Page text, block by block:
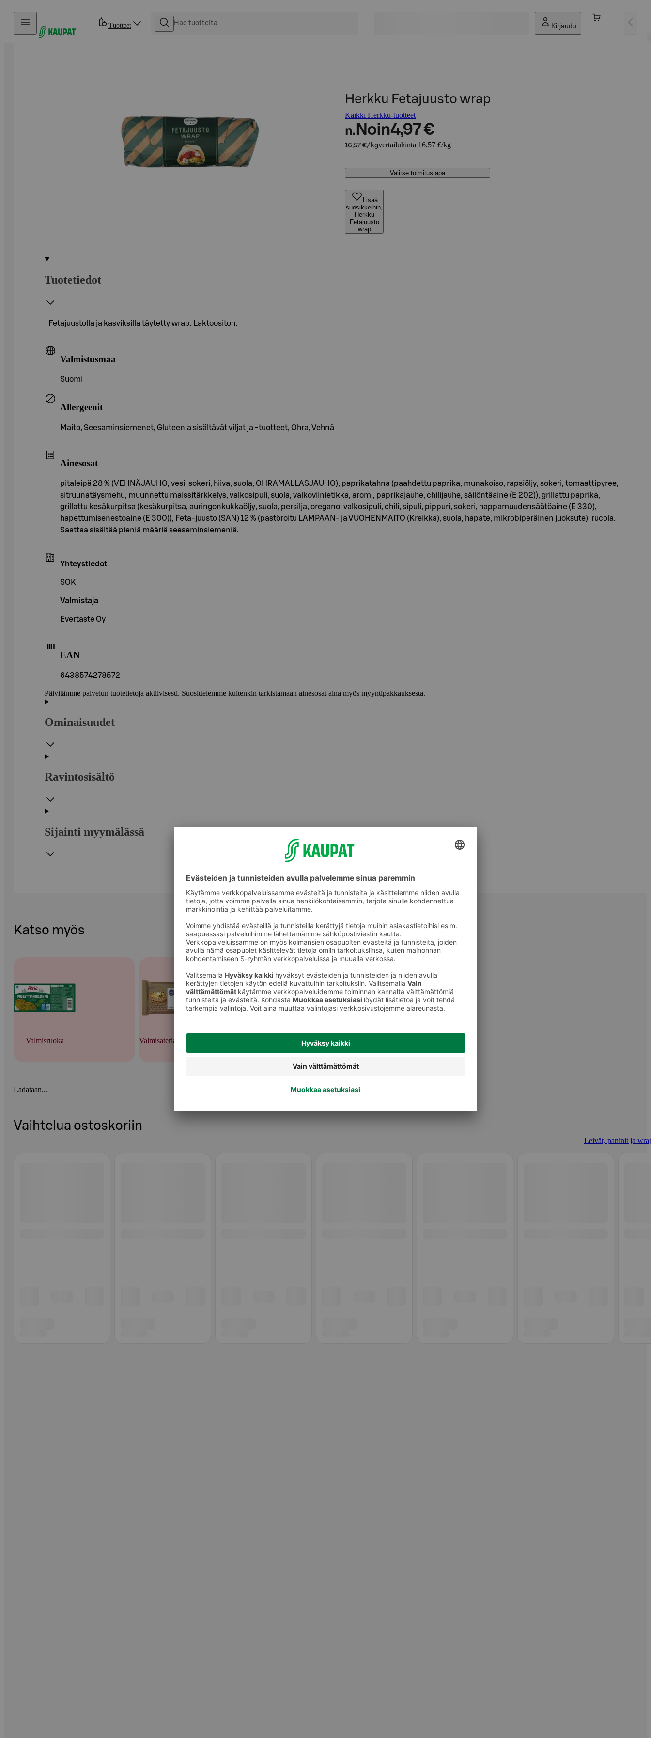
Hyppää sisältöön
Tuotteet Kirjaudu
Herkku Fetajuusto wrap
Kaikki Herkku-tuotteet
n. Noin4,97 €
16,57 €/kgvertailuhinta 16,57 €/kg
Valitse toimitustapa
Lisää
suosikkeihin,
Herkku
Fetajuusto
wrap
Tuotetiedot
Fetajuustolla ja kasviksilla täytetty wrap. Laktoositon.
Valmistusmaa
Suomi
Allergeenit
Maito, Seesaminsiemenet, Gluteenia sisältävät viljat ja -tuotteet, Ohra, Vehnä
Ainesosat
pitaleipä 28 % (VEHNÄJAUHO, vesi, sokeri, hiiva, suola, OHRAMALLASJAUHO), paprikatahna (paahdettu paprika, munakoiso, rapsiöljy, sokeri, tomaattipyree,
sitruunatäysmehu, muunnettu maissitärkkelys, valkosipuli, suola, valkoviinietikka, aromi, paprikajauhe, chilijauhe, säilöntäaine (E 202)), grillattu paprika,
grillattu kesäkurpitsa (kesäkurpitsa, auringonkukkaöljy, suola, persilja, oregano, valkosipuli, chili, sipuli, pippuri, sokeri, happamuudensäätöaine (E 330),
hapettumisenestoaine (E 300)), Feta-juusto (SAN) 12 % (pastöroitu LAMPAAN- ja VUOHENMAITO (Kreikka), suola, hapate, mikrobiperäinen juoksute), rucola.
Saattaa sisältää pieniä määriä seeseminsiemeniä.
Yhteystiedot
SOK
Valmistaja
Evertaste Oy
EAN
6438574278572
Päivitämme palvelun tuotetietoja aktiivisesti. Suosittelemme kuitenkin tarkistamaan ainesosat aina myös myyntipakkauksesta.
Ominaisuudet
Ravintosisältö
Sijainti myymälässä
Katso myös
Valmisruoka Valmisateriat ja -keitot Leivät, paninit ja wrapit
Ladataan...
Vaihtelua ostoskoriin
Leivät, paninit ja